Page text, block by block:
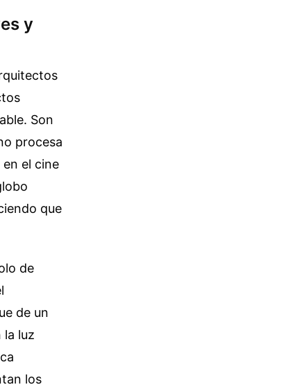
y
Son
procesa
el cine
que
de
de un
la luz
los